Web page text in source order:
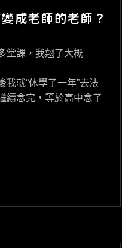
成老師的老師？
堂課，我翹了大概
我就“休學了一年”去法
續念完，等於高中念了